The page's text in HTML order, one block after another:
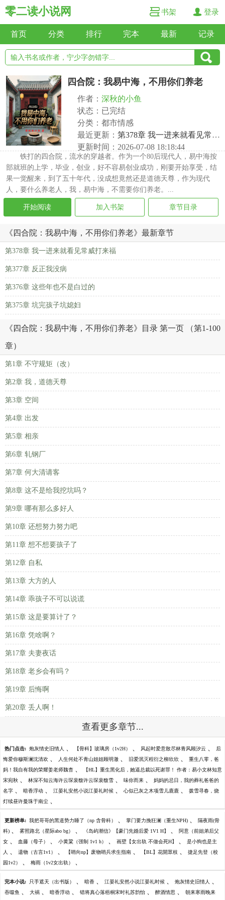
零二读小说网 书架 登录
首页 分类 排行 完本 最新 记录
四合院：我易中海，不用你们养老
作者： 深秋的小鱼
状态：已完结
分类：都市情感
最近更新： 第378章 我一进来就看见常威打来福
更新时间：2026-07-08 18:18:44
铁打的四合院，流水的穿越者。作为一个80后现代人，易中海按
部就班的上学，毕业，创业，好不容易创业成功，刚要开始享受，结
果一觉醒来，到了五十年代，没成想竟然还是道德天尊，作为现代
人，要什么养老人，我，易中海，不需要你们养老。...
开始阅读 加入书架 章节目录
《四合院：我易中海，不用你们养老》最新章节
第378章 我一进来就看见常威打来福
第377章 反正我没病
第376章 这些年也不是白过的
第375章 坑完孩子坑媳妇
《四合院：我易中海，不用你们养老》目录 第一页 （第1-100
章）
第1章 不守规矩（改）
第2章 我，道德天尊
第3章 空间
第4章 出发
第5章 相亲
第6章 轧钢厂
第7章 何大清请客
第8章 这不是给我挖坑吗？
第9章 哪有那么多好人
第10章 还想努力努力吧
第11章 想不想要孩子了
第12章 自私
第13章 大方的人
第14章 乖孩子不可以说谎
第15章 这是要算计了？
第16章 凭啥啊？
第17章 夫妻夜话
第18章 老乡会有吗？
第19章 后悔啊
第20章 丢人啊！
查看更多章节...
热门点击: 炮灰情史旧情人 、 【骨科】玻璃房（1v2H） 、 风起时爱意散尽林青风顾汐云 、 后
悔爱你穆斯澜沈清欢 、 人生何处不青山姐姐顾明澈 、 旧爱泯灭程衍之柳欣欣 、 重生八零，爸
妈！我自有我的荣耀姜老师魏杳 、 【HL】重生黑化后，她逼总裁以死谢罪！ 作者：易小文林知意
宋宛秋 、 林深不知云海许云琛裴馥许云琛裴馥雪 、 味你而来 、 妈妈的忌日，我的葬礼爸爸的
名字 、 暗香浮动 、 江晏礼安然小说江晏礼时候 、 心似已灰之木项雪儿鹿鹿 、 拨雪寻春，烧
灯续昼许曼珠于南尘 、
更新榜单: 我把哥哥的黑道势力睡了（np 含骨科） 、 掌门要力挽狂澜（重生NPH) 、 隔夜雨(骨
科) 、 雾照路北（星际abo bg） 、 《岛屿潮信》【豪门先婚后爱 1V1 H】 、 阿意（前姐弟后父
女 、 血藤（母子） 、 小黄粱（强制 1v1 h） 、 画壁【女出轨 不做会死H】 、 是小狗也是主
人 、 遗物（古言1v1） 、 【哨向np】废物哨兵求生指南 、 【BL】花開眾枝 、 捷足先登（校
园1v2） 、 梅雨（1v2女出轨） 、
完本小说: 只手遮天（出书版） 、 暗香 、 江晏礼安然小说江晏礼时候 、 炮灰情史旧情人 、
吞噬鱼 、 大祸 、 暗香浮动 、 错将真心落梧桐宋时礼苏韵怡 、 醉酒情思 、 朝来寒雨晚来